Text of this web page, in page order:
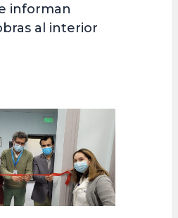
informan
al interior